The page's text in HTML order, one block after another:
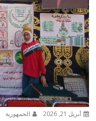
أبريل 21, 2026 الجمهورية